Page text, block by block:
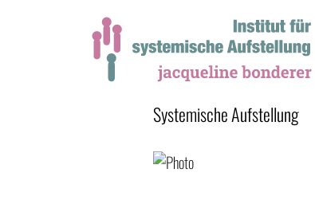
Systemische Aufstellung